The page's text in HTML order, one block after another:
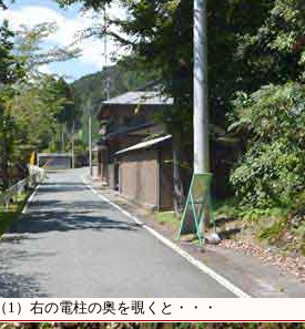
（1）右の電柱の奥を覗くと・・・